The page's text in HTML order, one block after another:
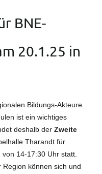
BNE-
20.1.25 in
Bildungs-Akteure
ist ein wichtiges
deshalb derZweite
Tharandt für
14-17:30 Uhr statt.
können sich und